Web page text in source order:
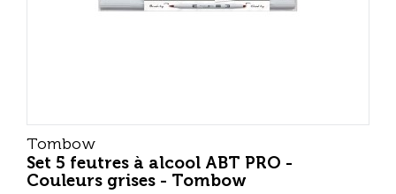
Tombow
Set 5 feutres à alcool ABT PRO -
Couleurs grises - Tombow